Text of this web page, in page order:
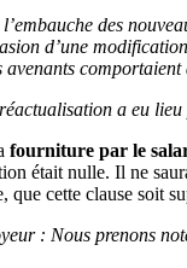
l’embauche des
d’une
comportaient
a eu lieu
fourniture par le
était nulle. Il ne
que cette clause soit
: Nous prenons